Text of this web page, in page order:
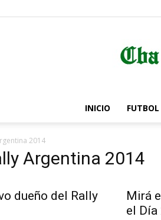
INICIO FUTBOL
2014
Argentina 2014
dueño del Rally
Mirá
el Día